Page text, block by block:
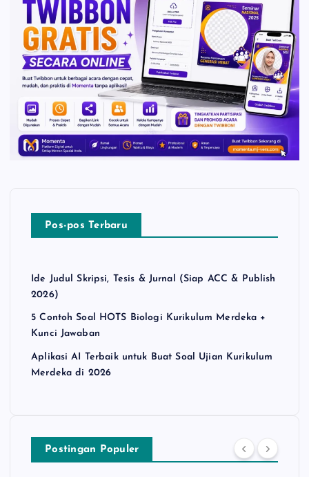
Pos-pos Terbaru
Ide Judul Skripsi, Tesis & Jurnal (Siap ACC & Publish
2026)
5 Contoh Soal HOTS Biologi Kurikulum Merdeka +
Kunci Jawaban
Aplikasi AI Terbaik untuk Buat Soal Ujian Kurikulum
Merdeka di 2026
Postingan Populer